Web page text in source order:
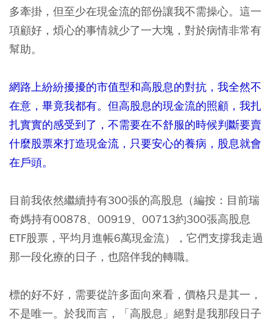
多牽掛，但至少在現金流的部份讓我不需操心。這一
項顧好，煩心的事情就少了一大塊，對於病情非常有
幫助。
網路上紛紛擾擾的市值型和高股息的對抗，我全然不
在意，畢竟我都有。但高股息的現金流的照顧，我扎
扎實實的感受到了，不需要在不舒服的時候判斷要賣
什麼股票來打造現金流，只要安心的養病，股息就會
在戶頭。
目前我依然繼續持有300張的高股息（編按：目前瑞
奇媽持有00878、00919、00713約300張高股息
ETF股票，平均月進帳6萬現金流），它們支撐我走過
那一段化療的日子，也陪伴我的轉職。
標的好不好，需要從許多面向來看，價格只是其一，
不是唯一。於我而言，「高股息」絕對是我那段日子